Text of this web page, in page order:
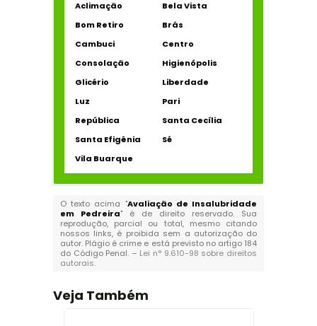
Aclimação
Bela Vista
Bom Retiro
Brás
Cambuci
Centro
Consolação
Higienópolis
Glicério
Liberdade
Luz
Pari
República
Santa Cecília
Santa Efigênia
Sé
Vila Buarque
O texto acima "Avaliação de Insalubridade
em Pedreira" é de direito reservado. Sua
reprodução, parcial ou total, mesmo citando
nossos links, é proibida sem a autorização do
autor. Plágio é crime e está previsto no artigo 184
do Código Penal. – Lei n° 9.610-98 sobre direitos
autorais.
Veja Também